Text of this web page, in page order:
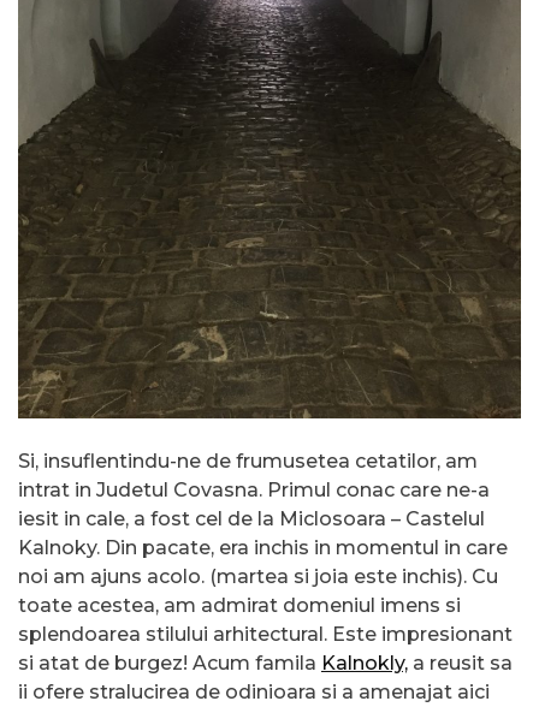
Si, insuflentindu-ne de frumusetea cetatilor, am
intrat in Judetul Covasna. Primul conac care ne-a
iesit in cale, a fost cel de la Miclosoara – Castelul
Kalnoky. Din pacate, era inchis in momentul in care
noi am ajuns acolo. (martea si joia este inchis). Cu
toate acestea, am admirat domeniul imens si
splendoarea stilului arhitectural. Este impresionant
si atat de burgez! Acum famila Kalnokly, a reusit sa
ii ofere stralucirea de odinioara si a amenajat aici